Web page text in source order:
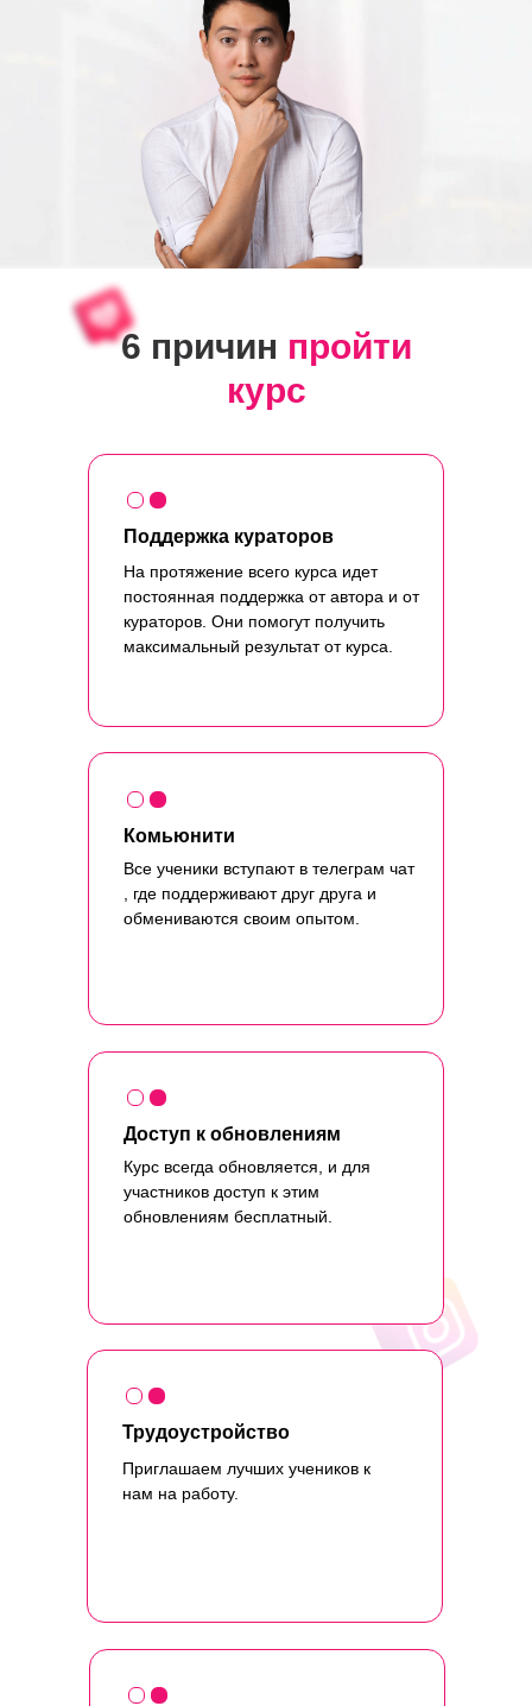
6 причин пройти
курс
Поддержка кураторов
На протяжение всего курса идет
постоянная поддержка от автора и от
кураторов. Они помогут получить
максимальный результат от курса.
Комьюнити
Все ученики вступают в телеграм чат
, где поддерживают друг друга и
обмениваются своим опытом.
Доступ к обновлениям
Курс всегда обновляется, и для
участников доступ к этим
обновлениям бесплатный.
Трудоустройство
Приглашаем лучших учеников к
нам на работу.